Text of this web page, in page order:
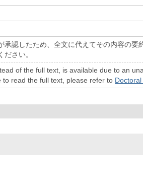
認したため、全文に代えてその内容の
ださい。
of the full text, is available due to an
read the full text, please refer to